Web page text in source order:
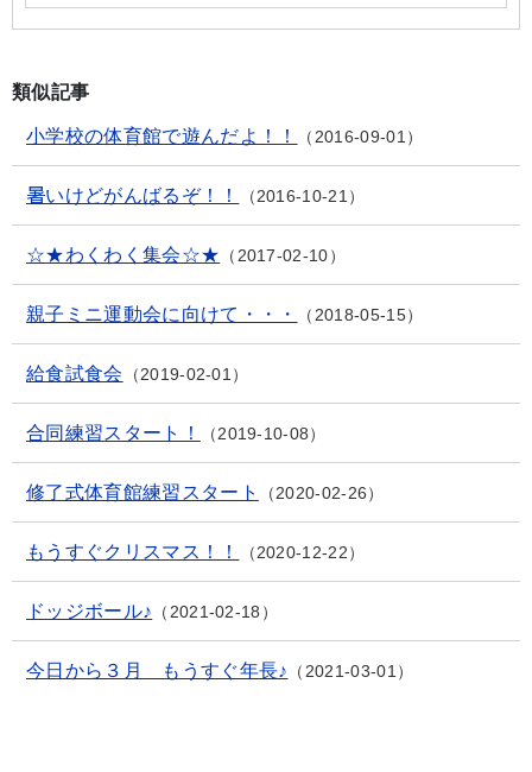
類似記事
小学校の体育館で遊んだよ！！ 2016-09-01
暑いけどがんばるぞ！！ 2016-10-21
☆★わくわく集会☆★ 2017-02-10
親子ミニ運動会に向けて・・・ 2018-05-15
給食試食会 2019-02-01
合同練習スタート！ 2019-10-08
修了式体育館練習スタート 2020-02-26
もうすぐクリスマス！！ 2020-12-22
ドッジボール♪ 2021-02-18
今日から３月 もうすぐ年長♪ 2021-03-01